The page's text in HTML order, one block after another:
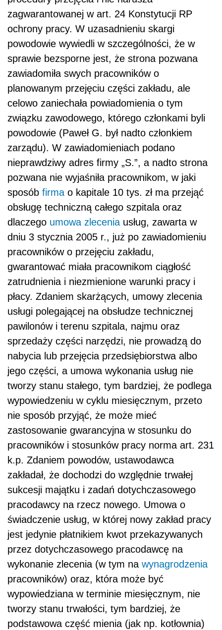
zagwarantowanej w art. 24 Konstytucji RP
ochrony pracy. W uzasadnieniu skargi
powodowie wywiedli w szczególności, że w
sprawie bezsporne jest, że strona pozwana
zawiadomiła swych pracowników o
planowanym przejęciu części zakładu, ale
celowo zaniechała powiadomienia o tym
związku zawodowego, którego członkami byli
powodowie (Paweł G. był nadto członkiem
zarządu). W zawiadomieniach podano
nieprawdziwy adres firmy „S.”, a nadto strona
pozwana nie wyjaśniła pracownikom, w jaki
sposób firma o kapitale 10 tys. zł ma przejąć
obsługę techniczną całego szpitala oraz
dlaczego umowa zlecenia usług, zawarta w
dniu 3 stycznia 2005 r., już po zawiadomieniu
pracowników o przejęciu zakładu,
gwarantować miała pracownikom ciągłość
zatrudnienia i niezmienione warunki pracy i
płacy. Zdaniem skarżących, umowy zlecenia
usługi polegającej na obsłudze technicznej
pawilonów i terenu szpitala, najmu oraz
sprzedaży części narzędzi, nie prowadzą do
nabycia lub przejęcia przedsiębiorstwa albo
jego części, a umowa wykonania usług nie
tworzy stanu stałego, tym bardziej, że podlega
wypowiedzeniu w cyklu miesięcznym, przeto
nie sposób przyjąć, że może mieć
zastosowanie gwarancyjna w stosunku do
pracowników i stosunków pracy norma art. 231
k.p. Zdaniem powodów, ustawodawca
zakładał, że dochodzi do względnie trwałej
sukcesji majątku i zadań dotychczasowego
pracodawcy na rzecz nowego. Umowa o
świadczenie usług, w której nowy zakład pracy
jest jedynie płatnikiem kwot przekazywanych
przez dotychczasowego pracodawcę na
wykonanie zlecenia (w tym na wynagrodzenia
pracowników) oraz, która może być
wypowiedziana w terminie miesięcznym, nie
tworzy stanu trwałości, tym bardziej, że
podstawowa część mienia (jak np. kotłownia)